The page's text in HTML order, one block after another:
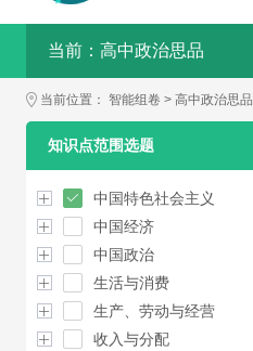
当前： 高中政治思品
当前位置： 智能组卷 > 高中政治思品
知识点范围选题
中国特色社会主义
中国经济
中国政治
生活与消费
生产、劳动与经营
收入与分配